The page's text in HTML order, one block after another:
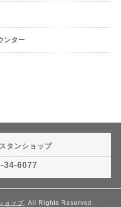
ンター
タンショップ
34-6077
ョップ. All Rights Reserved.